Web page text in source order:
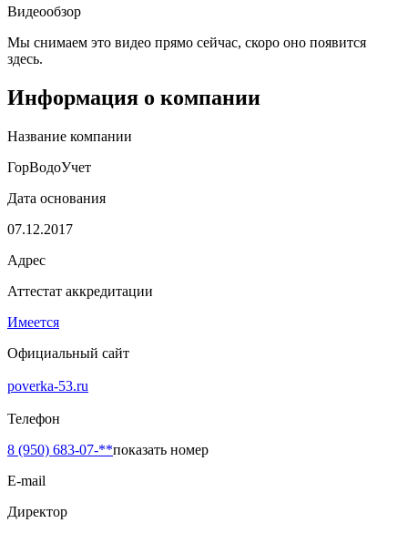
Видеообзор
Мы снимаем это видео прямо сейчас, скоро оно появится
здесь.
Информация о компании
Название компании
ГорВодоУчет
Дата основания
07.12.2017
Адрес
Аттестат аккредитации
Имеется
Официальный сайт
poverka-53.ru
Телефон
8 (950) 683-07-**показать номер
E-mail
Директор